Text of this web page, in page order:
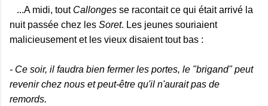
...A midi, toutCallonges se racontait ce qui était arrivé la
nuit passée chez les Soret. Les jeunes souriaient
malicieusement et les vieux disaient tout bas :
- Ce soir, il faudra bien fermer les portes, le "brigand" peut
revenir chez nous et peut-être qu'il n'aurait pas de
remords.